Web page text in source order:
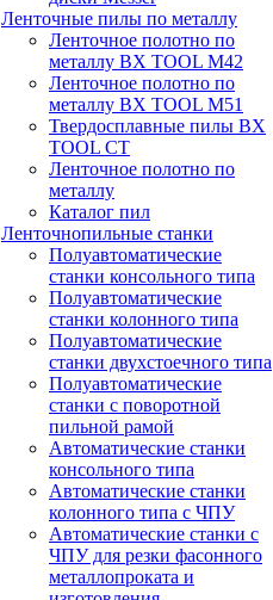
Ленточные пилы по металлу
Ленточное полотно по
металлу BX TOOL M42
Ленточное полотно по
металлу BX TOOL M51
Твердосплавные пилы BX
TOOL CT
Ленточное полотно по
металлу
Каталог пил
Ленточнопильные станки
Полуавтоматические
станки консольного типа
Полуавтоматические
станки колонного типа
Полуавтоматические
станки двухстоечного типа
Полуавтоматические
станки с поворотной
пильной рамой
Автоматические станки
консольного типа
Автоматические станки
колонного типа с ЧПУ
Автоматические станки с
ЧПУ для резки фасонного
металлопроката и